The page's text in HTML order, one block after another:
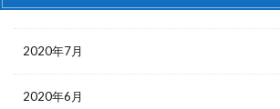
2020年7月
2020年6月